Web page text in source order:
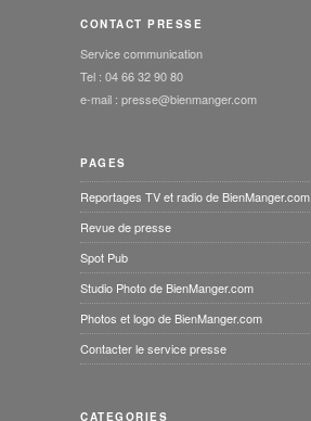
CONTACT PRESSE
Service communication
Tel : 04 66 32 90 80
e-mail : presse@bienmanger.com
PAGES
Reportages TV et radio de BienManger.com
Revue de presse
Spot Pub
Studio Photo de BienManger.com
Photos et logo de BienManger.com
Contacter le service presse
CATEGORIES